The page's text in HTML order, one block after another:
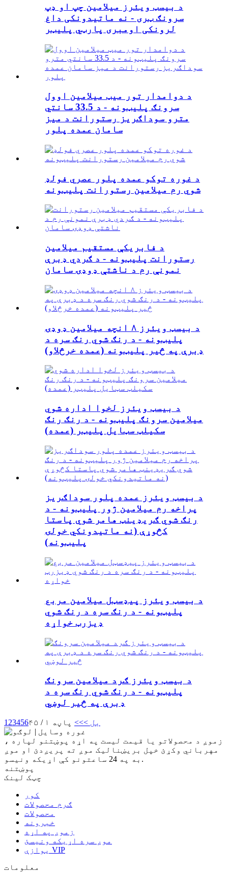
د بیسټ ویئرز میلامین چپ او ډپ
سرونګ ټری - نه ماتیدونکی داغ
لرونکی اومبری پارټي پلیټر
د دوامدار تور میټ میلامین اوول
سرونګ پلیټونه - د 33.5 سانتي
مترو سوداګریز رستورانت د میز
سامان عمده پلور
د غوره توکو عمده پلور عصري فولډ
شوي رم میلامین رستورانت پلیټونه
د فابریکې مستقیم میلامین
رستورانت پلیټونه - د ګردي ډبرې
نمونې رم د ناشتې ډوډۍ سامان
د بیسټ ویئرز ۸ انچه میلامین ډوډۍ
پلیټونه - د رنګ شوي رنګ سره د
ډبرې په څیر پلیټونه (عمده خرڅلاو)
د بیسټ ویئرز لخوا اداره شوي
میلامین سرونګ پلیټونه - د رنګ رنګ
سکیلټ سټایل پلیټر (عمده)
د بیسټ ویئرز عمده پلور سوداګریز
پراخه رم میلامین ژور پلیټونه - د
رنګ شوي ګریډینټ هامر شوي پاستا
کڅوړې (نه ماتیدونکي خولۍ
پلیټونه)
د بیسټ ویئرز پیډسټل میلامین مربع
پلیټونه - د رنګ سره د رنګ شوي
ډیزرټ خواړه
د بیسټ ویئرز ګرد میلامین سرونګ
پلیټونه - د رنګ شوي رنګ سره د
ډبرې په څیر لوښي
1 23456 بل >>> پاڼه ۱ / ۴۵
زموږ د محصولاتو یا قیمت لیست په اړه پوښتنو لپاره ،
مهرباني وکړئ خپل بریښنالیک موږ ته پریږدئ او موږ
به په 24 ساعتونو کې اړیکه ونیسو.
پوښتنه
چټک لینک
کور
ګرم محصولات
محصولات
خبرونه
زموږ په اړه
موږ سره اړیکه ونیسئ
یوازې VIP
معلومات